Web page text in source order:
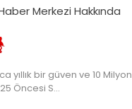
Merkezi Hakkında
yıllık bir güven ve 10 Milyon
Öncesi S…